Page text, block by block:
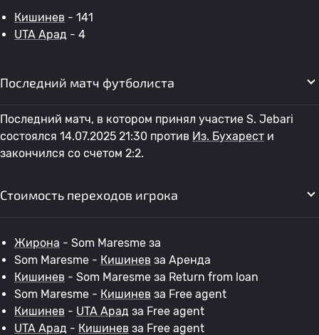
Кишинев - 141
UTA Арад - 4
Последний матч футболиста
Последний матч, в котором принял участие S. Jebari
состоялся 14.07.2025 21:30 против Из. Бухарест и
закончился со счетом 2:2.
Стоимость переходов игрока
Жирона - Som Maresme за
Som Maresme - Кишинев за Аренда
Кишинев - Som Maresme за Return from loan
Som Maresme - Кишинев за Free agent
Кишинев - UTA Арад за Free agent
UTA Арад - Кишинев за Free agent